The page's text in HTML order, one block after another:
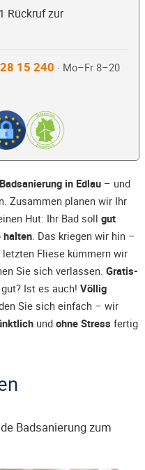
Rückruf zur
15 240 · Mo–Fr 8–20
Badsanierung in Edlau – und
Zusammen planen wir Ihr
Hut: Ihr Bad soll gut
halten. Das kriegen wir hin –
Fliese kümmern wir
Sie sich verlassen. Gratis-
Ist es auch! Völlig
Sie sich einfach – wir
und ohne Stress fertig
Badsanierung zum